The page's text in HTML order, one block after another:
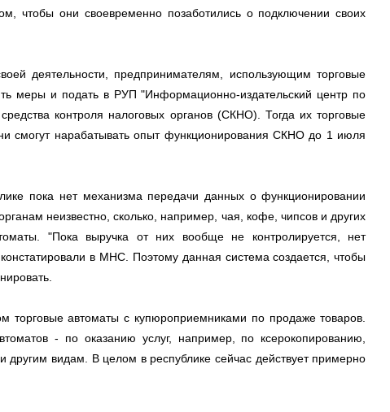
чтобы они своевременно позаботились о подключении своих
деятельности, предпринимателям, использующим торговые
меры и подать в РУП "Информационно-издательский центр по
контроля налоговых органов (СКНО). Тогда их торговые
смогут нарабатывать опыт функционирования СКНО до 1 июля
пока нет механизма передачи данных о функционировании
неизвестно, сколько, например, чая, кофе, чипсов и других
"Пока выручка от них вообще не контролируется, нет
в МНС. Поэтому данная система создается, чтобы
торговые автоматы с купюроприемниками по продаже товаров.
- по оказанию услуг, например, по ксерокопированию,
видам. В целом в республике сейчас действует примерно